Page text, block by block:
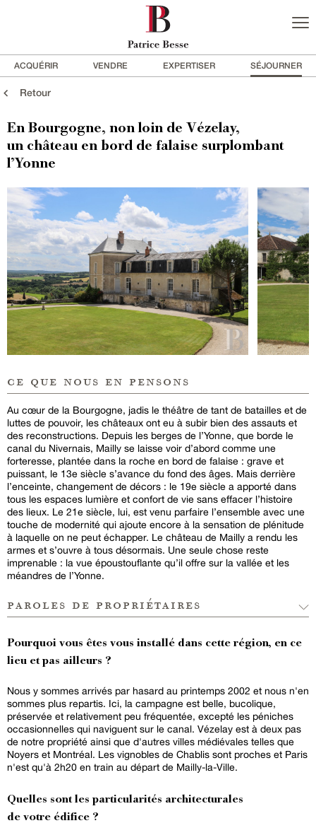
ACQUÉRIR VENDRE EXPERTISER SÉJOURNER
Retour
En Bourgogne, non loin de Vézelay,
un château en bord de falaise surplombant
l’Yonne
ce que nous en pensons
Au cœur de la Bourgogne, jadis le théâtre de tant de batailles et de
luttes de pouvoir, les châteaux ont eu à subir bien des assauts et
des reconstructions. Depuis les berges de l’Yonne, que borde le
canal du Nivernais, Mailly se laisse voir d’abord comme une
forteresse, plantée dans la roche en bord de falaise : grave et
puissant, le 13e siècle s’avance du fond des âges. Mais derrière
l’enceinte, changement de décors : le 19e siècle a apporté dans
tous les espaces lumière et confort de vie sans effacer l’histoire
des lieux. Le 21e siècle, lui, est venu parfaire l’ensemble avec une
touche de modernité qui ajoute encore à la sensation de plénitude
à laquelle on ne peut échapper. Le château de Mailly a rendu les
armes et s’ouvre à tous désormais. Une seule chose reste
imprenable : la vue époustouflante qu’il offre sur la vallée et les
méandres de l’Yonne.
paroles de propriétaires
Pourquoi vous êtes vous installé dans cette région, en ce
lieu et pas ailleurs ?
Nous y sommes arrivés par hasard au printemps 2002 et nous n'en
sommes plus repartis. Ici, la campagne est belle, bucolique,
préservée et relativement peu fréquentée, excepté les péniches
occasionnelles qui naviguent sur le canal. Vézelay est à deux pas
de notre propriété ainsi que d'autres villes médiévales telles que
Noyers et Montréal. Les vignobles de Chablis sont proches et Paris
n'est qu'à 2h20 en train au départ de Mailly-la-Ville.
Quelles sont les particularités architecturales
de votre édifice ?